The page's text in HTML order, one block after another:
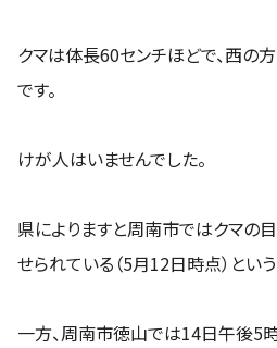
クマは体長60センチほどで、西の
です。
けが人はいませんでした。
県によりますと周南市ではクマの
せられている（5月12日時点）という
一方、周南市徳山では14日午後5